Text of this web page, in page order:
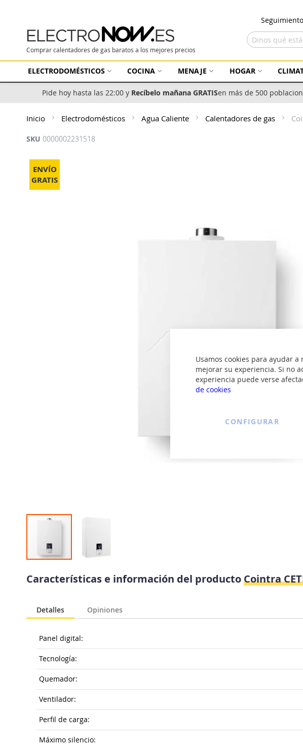
Usamos cookies para ayudar
mejorar su experiencia. Si no
experiencia puede verse
de cookies
CONFIGURAR
Comprar calentadores de gas baratos a los mejores precios
ELECTRODOMÉSTICOS COCINA MENAJE HOGAR
Pide hoy hasta las 22:00 y Recíbelo mañana GRATISen más de 500
Inicio Electrodomésticos Agua Caliente Calentadores de gas
ENVÍO
GRATIS
SKU 0000002231518
Saltar
final
de
al
comienzo
galería
imágenes
Características e información del productoCointra
Detalles
Panel digital:
Tecnología:
Quemador:
Ventilador:
Perfil de carga:
Máximo silencio:
Opiniones